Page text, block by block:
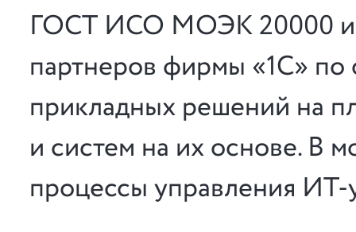
ГОСТ ИСО МОЭК 20000 и
партнеров фирмы «1С»
прикладных решений на
и систем на их основе. В
процессы управления ИТ-